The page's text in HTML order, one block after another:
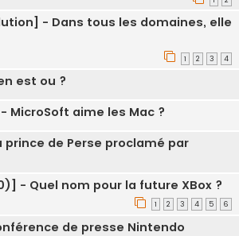
- Dans tous les domaines, elle
1 2 3 4
est ou ?
MicroSoft aime les Mac ?
prince de Perse proclamé par
- Quel nom pour la future XBox ?
1 2 3 4 5 6
de presse Nintendo